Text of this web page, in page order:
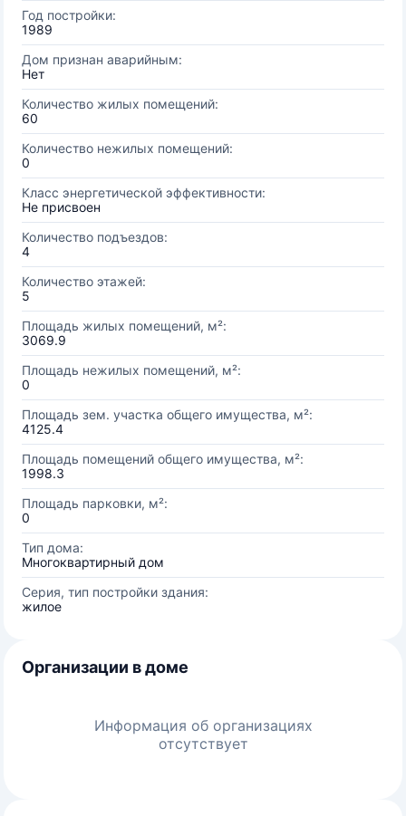
Год постройки:
1989
Дом признан аварийным:
Нет
Количество жилых помещений:
60
Количество нежилых помещений:
0
Класс энергетической эффективности:
Не присвоен
Количество подъездов:
4
Количество этажей:
5
Площадь жилых помещений, м²:
3069.9
Площадь нежилых помещений, м²:
0
Площадь зем. участка общего имущества, м²:
4125.4
Площадь помещений общего имущества, м²:
1998.3
Площадь парковки, м²:
0
Тип дома:
Многоквартирный дом
Серия, тип постройки здания:
жилое
Организации в доме
Информация об организациях
отсутствует